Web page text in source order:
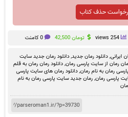
حذف کتاب
254 views تومان42,500 0 کامنت
ایرانی,دانلود رمان جدید,دانلود رمان جدید سایت
رمان از سایت پارسی رمان,دانلود رمان رمان به قلم
رمان به نام رمان,دانلود رمان های سایت پارسی
پارسی رمان,رمان جدید سایت پارسی رمان به نام